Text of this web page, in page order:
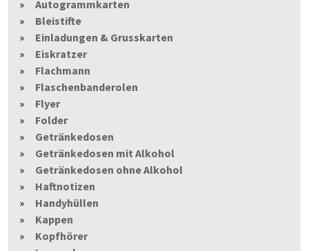
Autogrammkarten
Bleistifte
Einladungen & Grusskarten
Eiskratzer
Flachmann
Flaschenbanderolen
Flyer
Folder
Getränkedosen
Getränkedosen mit Alkohol
Getränkedosen ohne Alkohol
Haftnotizen
Handyhüllen
Kappen
Kopfhörer